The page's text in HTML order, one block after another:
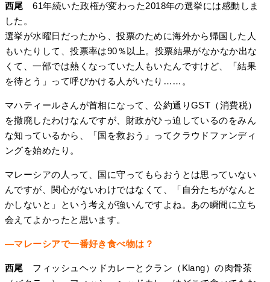
西尾61年続いた政権が変わった2018年の選挙には感動しま
した。
選挙が水曜日だったから、投票のために海外から帰国した人
もいたりして、投票率は90％以上。投票結果がなかなか出な
くて、一部では熱くなっていた人もいたんですけど、「結果
を待とう」って呼びかける人がいたり……。
マハティールさんが首相になって、公約通りGST（消費税）
を撤廃したわけなんですが、財政がひっ迫しているのをみん
な知っているから、「国を救おう」ってクラウドファンディ
ングを始めたり。
マレーシアの人って、国に守ってもらおうとは思っていない
んですが、関心がないわけではなくて、「自分たちがなんと
かしないと」という考えが強いんですよね。あの瞬間に立ち
会えてよかったと思います。
―マレーシアで一番好き食べ物は？
西尾 フィッシュヘッドカレーとクラン（Klang）の肉骨茶